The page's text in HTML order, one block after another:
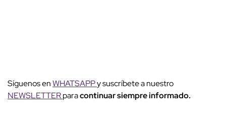
Síguenos enWHATSAPPy suscríbete a nuestro
NEWSLETTERparacontinuar siempre informado.